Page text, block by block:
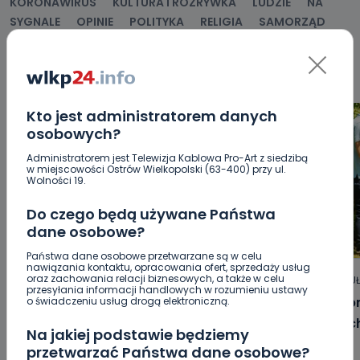
Kto jest administratorem danych
osobowych?
Administratorem jest Telewizja Kablowa Pro-Art z siedzibą
w miejscowości Ostrów Wielkopolski (63-400) przy ul.
Wolności 19.
Do czego będą używane Państwa
dane osobowe?
Państwa dane osobowe przetwarzane są w celu
nawiązania kontaktu, opracowania ofert, sprzedaży usług
oraz zachowania relacji biznesowych, a także w celu
przesyłania informacji handlowych w rozumieniu ustawy
o świadczeniu usług drogą elektroniczną.
Na jakiej podstawie będziemy
przetwarzać Państwa dane osobowe?
SYGNALE
OPINIE POLITYKA RELIGIA
SAMORZĄD
HOT REGION WIADOMOŚCI
„Niezwykli ludzie, niezwykłe podróże,
Antonińska – dzień pierwszy [FOTO]
Jak